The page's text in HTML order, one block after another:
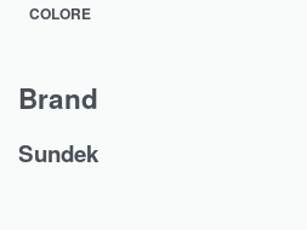
COLORE
Brand
Sundek